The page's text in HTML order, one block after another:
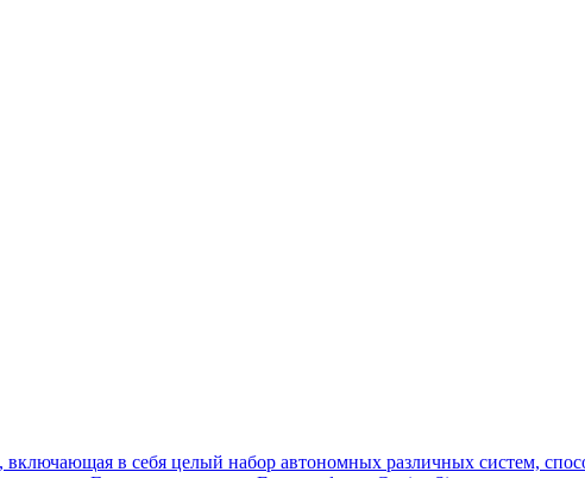
включающая в себя целый набор автономных различных систем,